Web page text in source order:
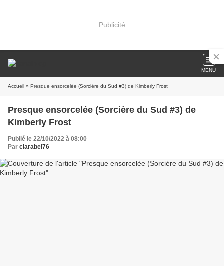
Publicité
MENU
Accueil » Presque ensorcelée (Sorcière du Sud #3) de Kimberly Frost
Presque ensorcelée (Sorcière du Sud #3) de
Kimberly Frost
Publié le 22/10/2022 à 08:00
Par clarabel76